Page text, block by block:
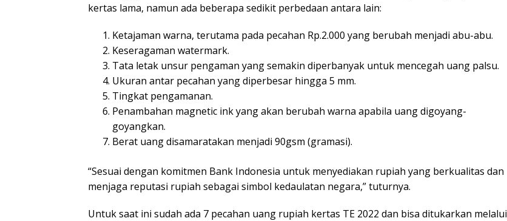
kertas lama, namun ada beberapa sedikit perbedaan antara lain:
Ketajaman warna, terutama pada pecahan Rp.2.000 yang berubah menjadi abu-abu.
Keseragaman watermark.
Tata letak unsur pengaman yang semakin diperbanyak untuk mencegah uang palsu.
Ukuran antar pecahan yang diperbesar hingga 5 mm.
Tingkat pengamanan.
Penambahan magnetic ink yang akan berubah warna apabila uang digoyang-
goyangkan.
Berat uang disamaratakan menjadi 90gsm (gramasi).
“Sesuai dengan komitmen Bank Indonesia untuk menyediakan rupiah yang berkualitas dan
menjaga reputasi rupiah sebagai simbol kedaulatan negara,” tuturnya.
Untuk saat ini sudah ada 7 pecahan uang rupiah kertas TE 2022 dan bisa ditukarkan melalui